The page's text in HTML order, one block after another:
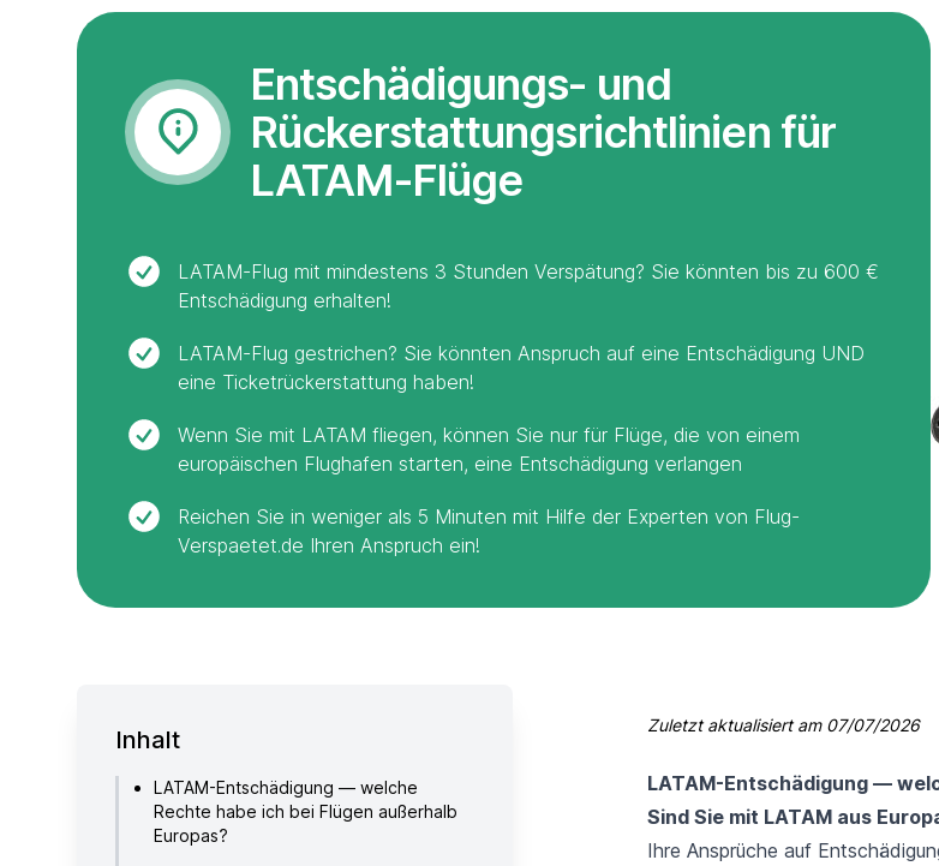
Entschädigungs- und
Rückerstattungsrichtlinien für
LATAM-Flüge
LATAM-Flug mit mindestens 3 Stunden Verspätung? Sie könnten bis zu 600 €
Entschädigung erhalten!
LATAM-Flug gestrichen? Sie könnten Anspruch auf eine Entschädigung UND
eine Ticketrückerstattung haben!
Wenn Sie mit LATAM fliegen, können Sie nur für Flüge, die von einem
europäischen Flughafen starten, eine Entschädigung verlangen
Reichen Sie in weniger als 5 Minuten mit Hilfe der Experten von Flug-
Verspaetet.de Ihren Anspruch ein!
Inhalt
LATAM-Entschädigung — welche
Rechte habe ich bei Flügen außerhalb
Europas?
Zuletzt aktualisiert am 07/07/2026
LATAM-Entschädigung —
Sind Sie mit LATAM aus
Ihre Ansprüche auf